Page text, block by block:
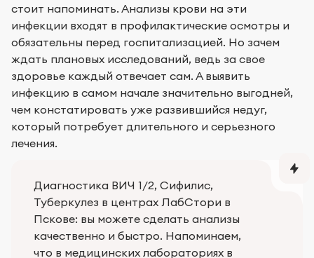
стоит напоминать. Анализы крови на эти
инфекции входят в профилактические осмотры и
обязательны перед госпитализацией. Но зачем
ждать плановых исследований, ведь за свое
здоровье каждый отвечает сам. А выявить
инфекцию в самом начале значительно выгодней,
чем констатировать уже развившийся недуг,
который потребует длительного и серьезного
лечения.
Диагностика ВИЧ 1/2, Сифилис,
Туберкулез в центрах ЛабСтори в
Пскове: вы можете сделать анализы
качественно и быстро. Напоминаем,
что в медицинских лабораториях в